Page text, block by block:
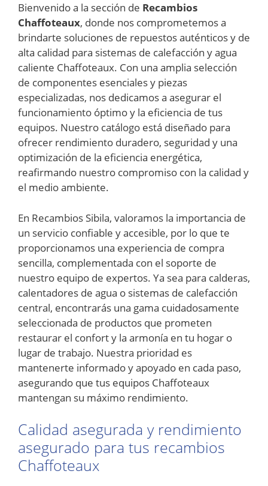
Bienvenido a la sección de Recambios
Chaffoteaux, donde nos comprometemos a
brindarte soluciones de repuestos auténticos y de
alta calidad para sistemas de calefacción y agua
caliente Chaffoteaux. Con una amplia selección
de componentes esenciales y piezas
especializadas, nos dedicamos a asegurar el
funcionamiento óptimo y la eficiencia de tus
equipos. Nuestro catálogo está diseñado para
ofrecer rendimiento duradero, seguridad y una
optimización de la eficiencia energética,
reafirmando nuestro compromiso con la calidad y
el medio ambiente.
En Recambios Sibila, valoramos la importancia de
un servicio confiable y accesible, por lo que te
proporcionamos una experiencia de compra
sencilla, complementada con el soporte de
nuestro equipo de expertos. Ya sea para calderas,
calentadores de agua o sistemas de calefacción
central, encontrarás una gama cuidadosamente
seleccionada de productos que prometen
restaurar el confort y la armonía en tu hogar o
lugar de trabajo. Nuestra prioridad es
mantenerte informado y apoyado en cada paso,
asegurando que tus equipos Chaffoteaux
mantengan su máximo rendimiento.
Calidad asegurada y rendimiento
asegurado para tus recambios
Chaffoteaux